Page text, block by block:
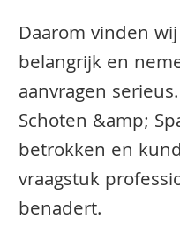
Daarom vinden
belangrijk en
aanvragen
Schoten &amp;
betrokken en
vraagstuk
benadert.